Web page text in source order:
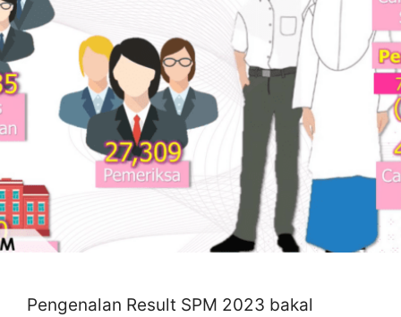
Pengenalan Result SPM 2023 bakal